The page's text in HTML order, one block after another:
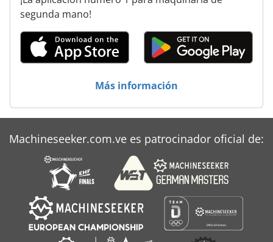
Máquina Lijadora De Borde
Máquinas De Cepillado
Rueda De Bisel
Sistema De Extracción De
segunda mano!
Más información
Machineseeker.com.ve es patrocinador oficial de: